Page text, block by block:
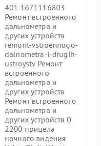
401 1671116803
Ремонт встроенного
дальнометра и
других устройств
remont-vstroennogo-
dalnometra-i-drugih-
ustroystv Ремонт
встроенного
дальнометра и
других устройств
Ремонт встроенного
дальнометра и
других устройств 0
2200 прицела
ночного видения